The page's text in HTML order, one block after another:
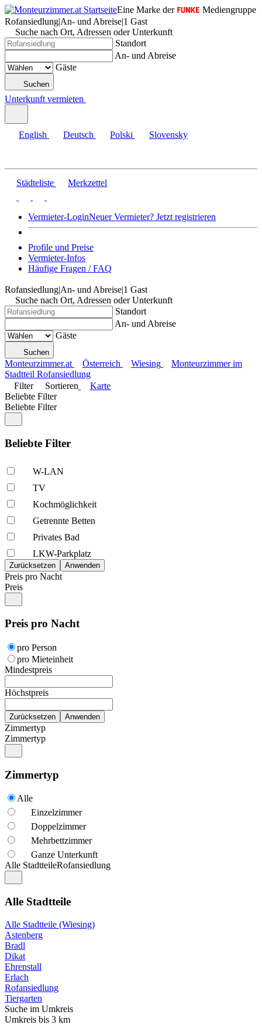
Eine Marke der
Mediengruppe
Rofansiedlung|An- und Abreise|1 Gast
Suche nach Ort, Adressen oder Unterkunft
Standort
An- und Abreise
Gäste
Suchen
Unterkunft vermieten
English Deutsch Polski Slovensky
Städteliste Merkzettel
Vermieter-LoginNeuer Vermieter? Jetzt registrieren
Profile und Preise
Vermieter-Infos
Häufige Fragen / FAQ
Rofansiedlung|An- und Abreise|1 Gast
Suche nach Ort, Adressen oder Unterkunft
Standort
An- und Abreise
Gäste
Suchen
Monteurzimmer.at Österreich Wiesing
Monteurzimmer im
Stadtteil Rofansiedlung
Filter
Sortieren
Karte
Beliebte Filter
Beliebte Filter
Beliebte Filter
W-LAN
TV
Kochmöglich­keit
Getrennte Betten
Privates Bad
LKW-Parkplatz
Preis pro Nacht
Preis
Preis pro Nacht
pro Person
pro Mieteinheit
Mindestpreis
Höchstpreis
Zimmertyp
Zimmertyp
Zimmertyp
Alle
Einzelzimmer
Doppelzimmer
Mehrbettzimmer
Ganze Unterkunft
Alle StadtteileRofansiedlung
Alle Stadtteile
Alle Stadtteile (Wiesing)
Astenberg
Bradl
Dikat
Ehrenstall
Erlach
Rofansiedlung
Tiergarten
Suche im Umkreis
Umkreis bis 3 km